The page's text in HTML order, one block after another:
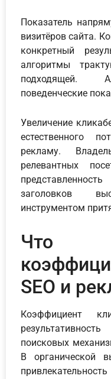
Показатель
визитёров сайта.
конкретный
алгоритмы
подходящей.
поведенческие
Увеличение
естественного
рекламу.
релевантных
заголовков
инструментом
Что
SEO и
Коэффициент
поисковых
В органической